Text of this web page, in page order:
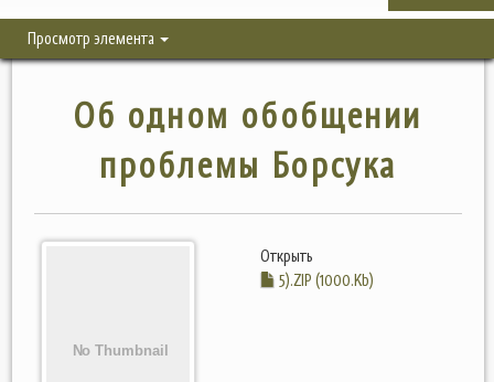
Просмотр элемента
Об одном обобщении
проблемы Борсука
Открыть
5).ZIP (1000.Kb)